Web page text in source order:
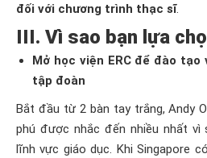
đối với chương trình thạc sĩ.
III. Vì sao bạn lựa
Mở học viện ERC để đào
tập đoàn
Bắt đầu từ 2 bàn tay trắng, Andy
phú được nhắc đến nhiều nhất
lĩnh vực giáo dục. Khi Singapore